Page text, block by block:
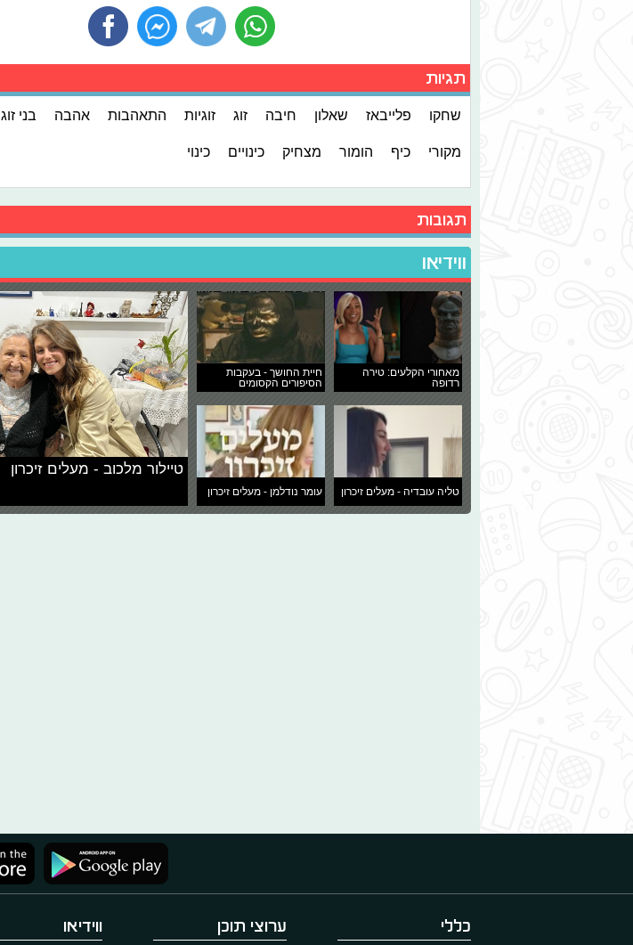
תגיות
שחקו פלייבאז שאלון חיבה זוג זוגיות התאהבות אהבה בני זוג
מקורי כיף הומור מצחיק כינויים כינוי
תגובות
ווידיאו
מאחורי הקלעים: טירה
רדופה
חיית החושך - בעקבות
הסיפורים הקסומים
טליה עובדיה - מעלים זיכרון עומר נודלמן - מעלים זיכרון
טיילור מלכוב - מעלים זיכרון
כללי ערוצי תוכן ווידיאו